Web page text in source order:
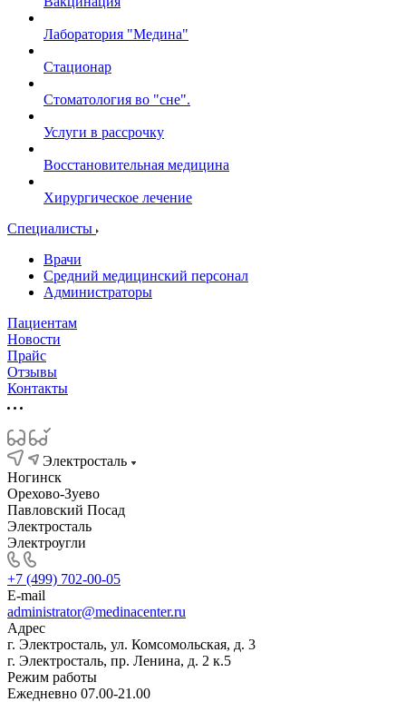
Лаборатория "Медина"
Стационар
Стоматология во "сне".
Услуги в рассрочку
Восстановительная медицина
Хирургическое лечение
Специалисты
Врачи
Средний медицинский персонал
Администраторы
Пациентам
Новости
Прайс
Отзывы
Контакты
Электросталь
Ногинск
Орехово-Зуево
Павловский Посад
Электросталь
Электроугли
+7 (499) 702-00-05
E-mail
administrator@medinacenter.ru
Адрес
г. Электросталь, ул. Комсомольская, д. 3
г. Электросталь, пр. Ленина, д. 2 к.5
Режим работы
Ежедневно 07.00-21.00